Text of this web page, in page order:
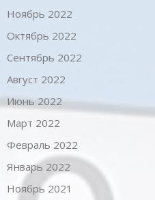
Ноябрь 2022
Октябрь 2022
Сентябрь 2022
Август 2022
Июнь 2022
Март 2022
Февраль 2022
Январь 2022
Ноябрь 2021